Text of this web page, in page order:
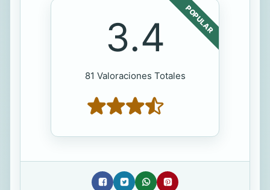
POPULAR
3.4
81 Valoraciones Totales